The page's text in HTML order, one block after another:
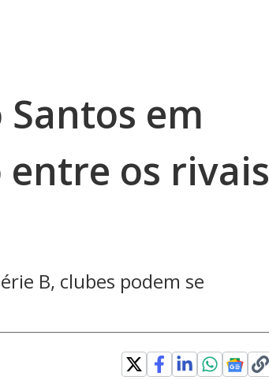
em
os rivais
B, clubes podem se